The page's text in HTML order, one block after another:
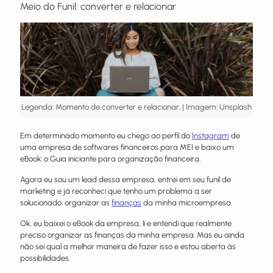
Meio do Funil: converter e relacionar
Legenda: Momento de converter e relacionar. | Imagem: Unsplash
Em determinado momento eu chego ao perfil do Instagram de
uma empresa de softwares financeiros para MEI e baixo um
eBook: o Guia iniciante para organização financeira.
Agora eu sou um lead dessa empresa, entrei em seu funil de
marketing e já reconheci que tenho um problema a ser
solucionado: organizar as finanças da minha microempresa.
Ok, eu baixei o eBook da empresa, li e entendi que realmente
preciso organizar as finanças da minha empresa. Mas eu ainda
não sei qual a melhor maneira de fazer isso e estou aberta às
possibilidades.